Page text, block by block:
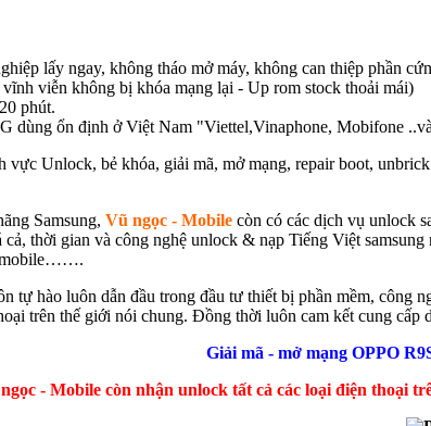
lấy ngay, không tháo mở máy, không can thiệp phần
viễn không bị khóa mạng lại - Up rom stock thoải mái)
phút.
dùng ổn định ở Việt Nam "Viettel,Vinaphone, Mobifone
vực Unlock, bẻ khóa, giải mã, mở mạng, repair boot,
Samsung, Vũ ngọc - Mobile còn có các dịch vụ unlock
thời gian và công nghệ unlock & nạp Tiếng Việt
mobile…….
tự hào luôn dẫn đầu trong đầu tư thiết bị phần mềm, công
trên thế giới nói chung. Đồng thời luôn cam kết cung cấp
Giải mã - mở mạng OPPO
- Mobile còn nhận unlock tất cả các loại điện thoại